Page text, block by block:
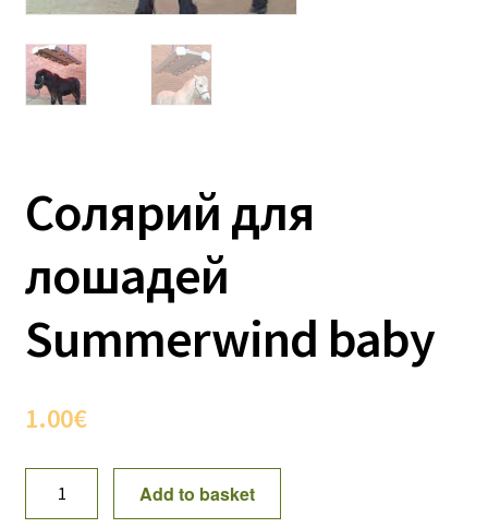
Солярий для
лошадей
Summerwind baby
1.00€
Add to basket